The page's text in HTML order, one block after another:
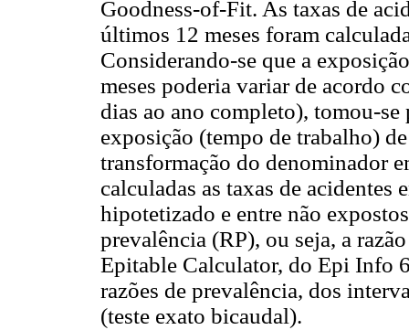
Goodness-of-Fit. As taxas de
últimos 12 meses foram
Considerando-se que a
meses poderia variar de acordo
dias ao ano completo), tomou-se
exposição (tempo de trabalho)
transformação do denominador
calculadas as taxas de acidentes
hipotetizado e entre não
prevalência (RP), ou seja, a
Epitable Calculator, do Epi Info
razões de prevalência, dos
(teste exato bicaudal).